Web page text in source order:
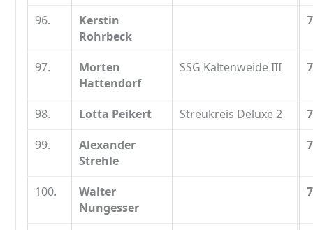
96.
Kerstin
Rohrbeck
97.
Morten
Hattendorf
SSG Kaltenweide III
98. Lotta Peikert Streukreis Deluxe 2
99.
Alexander
Strehle
100.
Walter
Nungesser